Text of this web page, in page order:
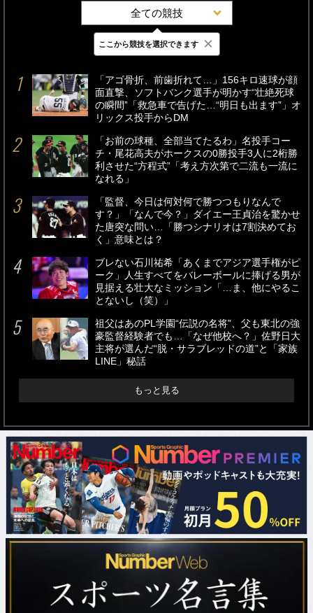
全ての競技
最新 24時間 週間
「アゴ骨折、前歯折れて…」156キロ速球が顔
面直撃、ソフトバンク選手が明かす“壮絶死球
の瞬間”「救急車で告げた…“明日も出ます”」オ
リックス投手からDM
「お前の球種、全部当てたるわ」名投手コー
チ・尾花高夫がホークスの0勝投手3人に2桁勝
利させた“方程式”「考え方次第で二流も一流に
なれる」
「監督、今日は何対何で勝つつもりなんで
す？」「なんで今？」ダイエー王貞治を驚かせ
た唐突な問い…「勝つシナリオは7割決めてお
く」意味とは？
ブレない石川祐希「あくまでアジア選手権がピ
ーク」人生すべてをバレーボールに捧げる男が
見据える壮大なミッション「…ま、他にやるこ
とないし（笑）」
祖父はあのPL学園“伝説の名将”、父も東北の強
豪監督経験者でも…「なぜ他校へ？」佐野日大
主将が選んだ“脱・サラブレッドの道”と「家族
LINE」秘話
もっと見る
ここから競技を選択できます ×